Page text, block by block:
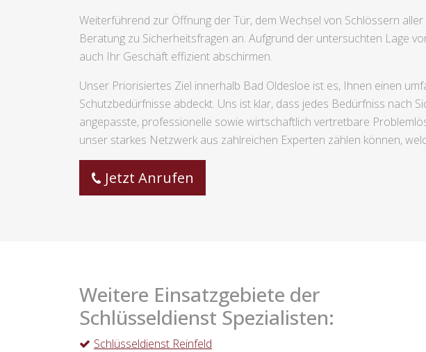
Weiterführend zur Öffnung der Tür, dem Wechsel von Schlössern
Beratung zu Sicherheitsfragen an. Aufgrund der untersuchten Lage
auch Ihr Geschäft effizient abschirmen.
Unser Priorisiertes Ziel innerhalb Bad Oldesloe ist es, Ihnen einen
Schutzbedürfnisse abdeckt. Uns ist klar, dass jedes Bedürfniss nach
angepasste, professionelle sowie wirtschaftlich vertretbare
unser starkes Netzwerk aus zahlreichen Experten zählen können,
Jetzt Anrufen
Weitere Einsatzgebiete der
Schlüsseldienst Spezialisten:
Schlüsseldienst Reinfeld